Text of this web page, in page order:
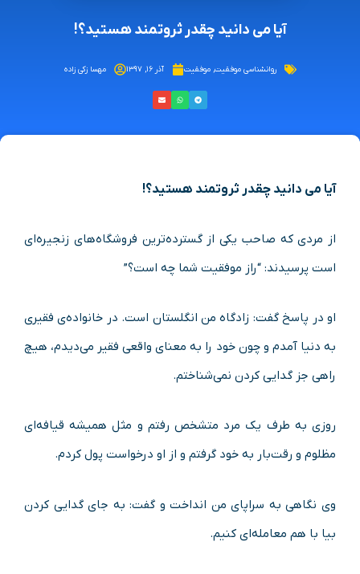
آیا می دانید چقدر ثروتمند هستید؟!
روانشناسی موفقیت,موفقیت آذر ۱۶, ۱۳۹۷ مهسا زکی زاده
آیا می دانید چقدر ثروتمند هستید؟!
از مردی که صاحب یکی از گسترده‌ترین فروشگاه‌های زنجیره‌ای
است پرسیدند: “راز موفقیت شما چه است؟”
او در پاسخ گفت: زادگاه من انگلستان است. در خانواده‌ی فقیری
به دنیا آمدم و چون خود را به معنای واقعی فقیر می‌دیدم، هیچ
راهی جز گدایی کردن نمی‌شناختم.
روزی به طرف یک مرد متشخص رفتم و مثل همیشه قیافه‌ای
مظلوم و رقت‌بار به خود گرفتم و از او درخواست پول کردم.
وی نگاهی به سراپای من انداخت و گفت: به جای گدایی کردن
بیا با هم معامله‌ای کنیم.